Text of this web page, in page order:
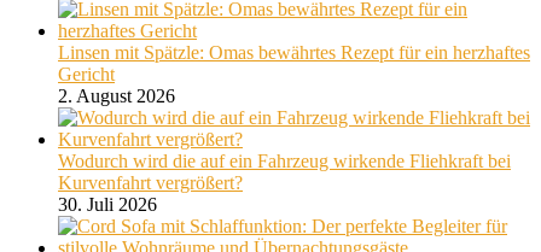
Linsen mit Spätzle: Omas bewährtes Rezept für ein herzhaftes
Gericht
2. August 2026
Wodurch wird die auf ein Fahrzeug wirkende Fliehkraft bei
Kurvenfahrt vergrößert?
30. Juli 2026